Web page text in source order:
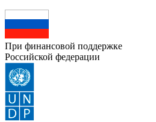
При финансовой поддержке
Российской федерации